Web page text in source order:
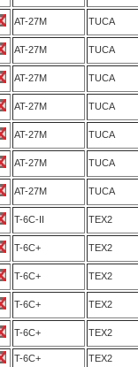
AT-27M TUCA
AT-27M TUCA
AT-27M TUCA
AT-27M TUCA
AT-27M TUCA
AT-27M TUCA
AT-27M TUCA
T-6C-II TEX2
T-6C+ TEX2
T-6C+ TEX2
T-6C+ TEX2
T-6C+ TEX2
T-6C+ TEX2